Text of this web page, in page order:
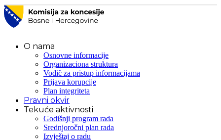
O nama
Osnovne informacije
Organizaciona struktura
Vodič za pristup informacijama
Prijava korupcije
Plan integriteta
Pravni okvir
Tekuće aktivnosti
Godišnji program rada
Srednjoročni plan rada
Izvještaj o radu